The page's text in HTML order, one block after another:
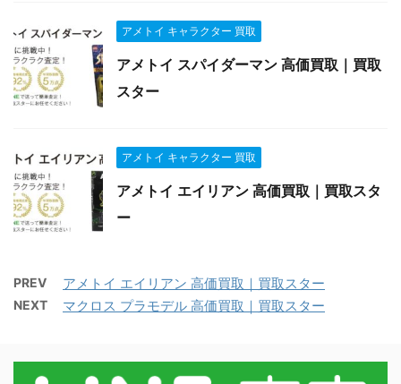
アメトイ キャラクター 買取
アメトイ スパイダーマン 高価買取｜買取
スター
アメトイ キャラクター 買取
アメトイ エイリアン 高価買取｜買取スタ
ー
PREV アメトイ エイリアン 高価買取｜買取スター
NEXT マクロス プラモデル 高価買取｜買取スター